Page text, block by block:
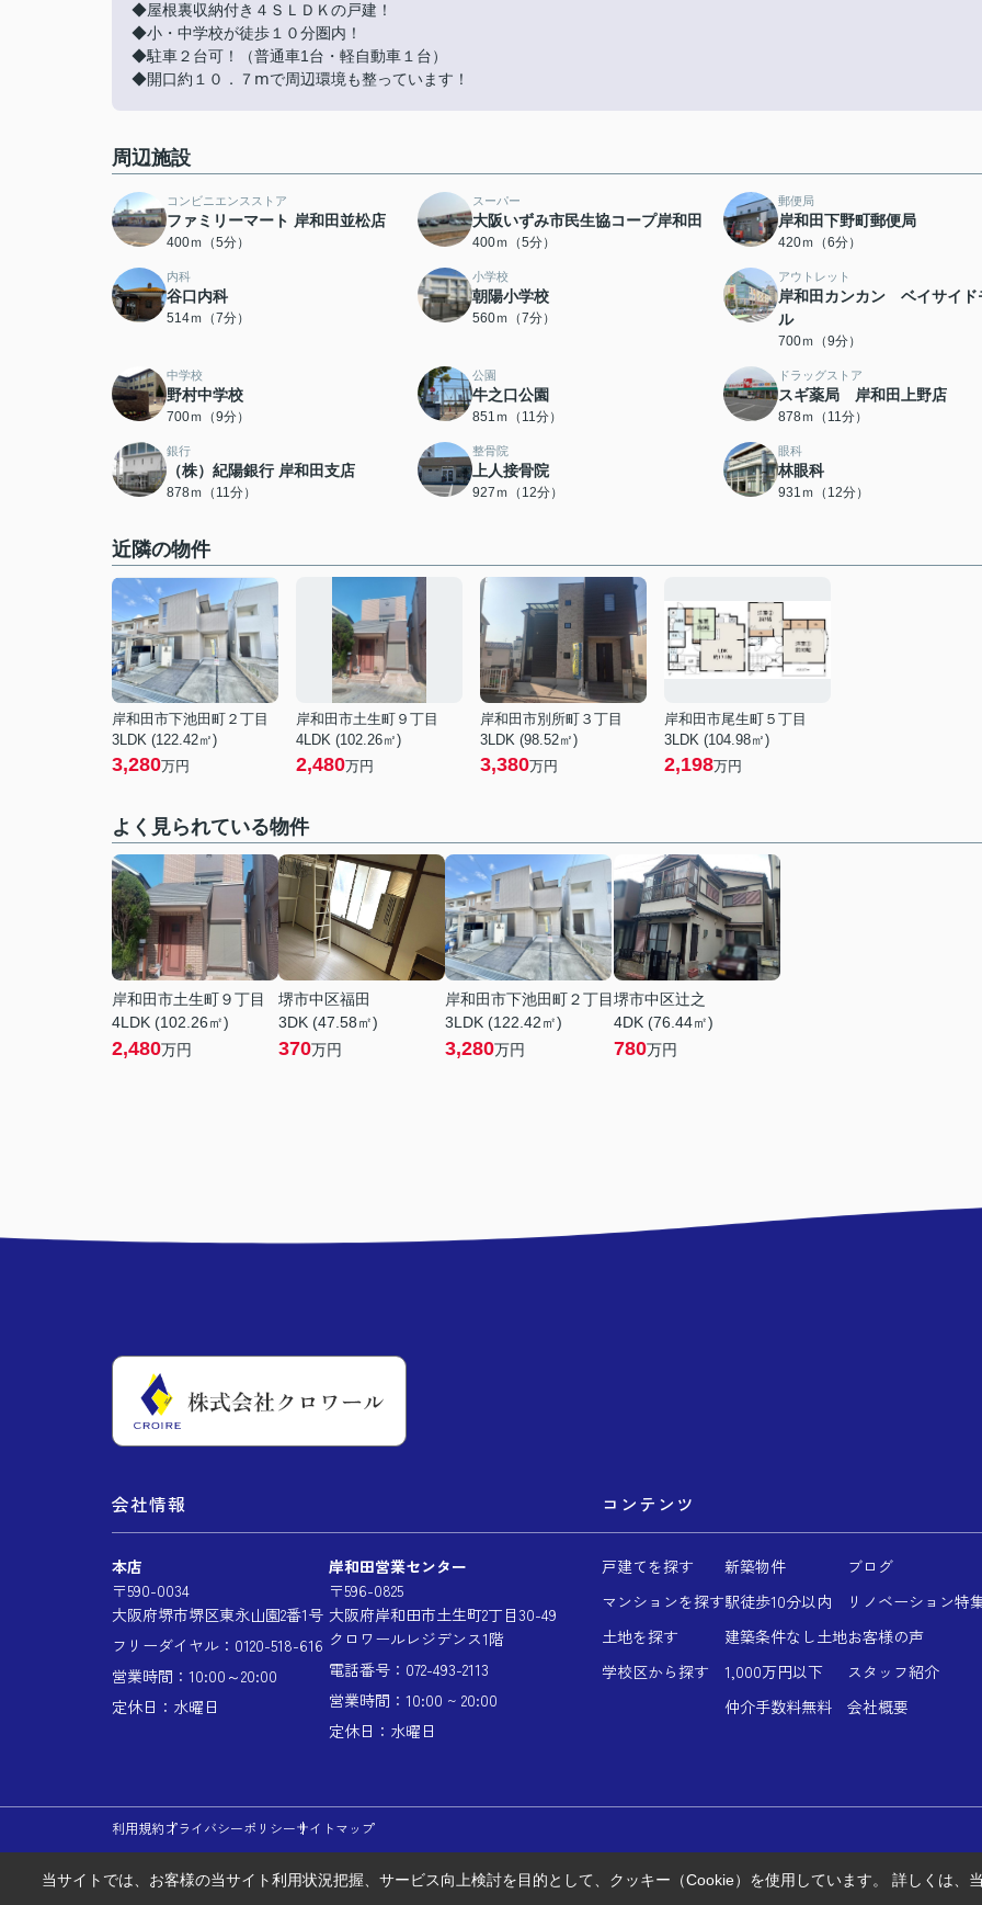
◆屋根裏収納付き４ＳＬＤＫの戸建！
◆小・中学校が徒歩１０分圏内！
◆駐車２台可！（普通車1台・軽自動車１台）
◆開口約１０．７ⅿで周辺環境も整っています！
周辺施設
コンビニエンスストア
ファミリーマート 岸和田並松店
400ｍ（5分）
スーパー
大阪いずみ市民生協コープ岸和田
400ｍ（5分）
郵便局
岸和田下野町郵便局
420ｍ（6分）
内科
谷口内科
514ｍ（7分）
小学校
朝陽小学校
560ｍ（7分）
アウトレット
岸和田カンカン ベイサイド
ル
700ｍ（9分）
中学校
野村中学校
700ｍ（9分）
公園
牛之口公園
851ｍ（11分）
ドラッグストア
スギ薬局 岸和田上野店
878ｍ（11分）
銀行
（株）紀陽銀行 岸和田支店
878ｍ（11分）
整骨院
上人接骨院
927ｍ（12分）
眼科
林眼科
931ｍ（12分）
近隣の物件
岸和田市下池田町２丁目
3LDK (122.42㎡)
3,280万円
岸和田市土生町９丁目
4LDK (102.26㎡)
2,480万円
岸和田市別所町３丁目
3LDK (98.52㎡)
3,380万円
岸和田市尾生町５丁目
3LDK (104.98㎡)
2,198万円
よく見られている物件
岸和田市土生町９丁目
4LDK (102.26㎡)
2,480万円
堺市中区福田
3DK (47.58㎡)
370万円
岸和田市下池田町２丁目
3LDK (122.42㎡)
3,280万円
堺市中区辻之
4DK (76.44㎡)
780万円
会社情報
本店
〒590-0034
大阪府堺市堺区東永山園2番1号
フリーダイヤル：0120-518-616
営業時間：10:00～20:00
定休日：水曜日
岸和田営業センター
〒596-0825
大阪府岸和田市土生町2丁目30-49
クロワールレジデンス1階
電話番号：072-493-2113
営業時間：10:00 ~ 20:00
定休日：水曜日
コンテンツ
戸建てを探す
マンションを探す
土地を探す
学校区から探す
新築物件
駅徒歩10分以内
建築条件なし土地
1,000万円以下
仲介手数料無料
ブログ
リノベーション特
お客様の声
スタッフ紹介
会社概要
利用規約プライバシーポリシーサイトマップ
当サイトでは、お客様の当サイト利用状況把握、サービス向上検討を目的として、クッキー（Cookie）を使用しています。 詳しくは、